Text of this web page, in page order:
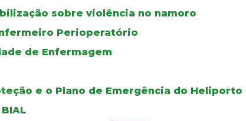
sobre violência no namoro
Perioperatório
de Enfermagem
e o Plano de Emergência do Heliporto